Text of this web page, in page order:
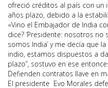
ofreció créditos al país con un
años plazo, debido a la
«Vino el Embajador de India
dice? ‘Presidente: nosotros
somos India’ y me decía que
indio, estamos dispuestos a
plazo”, sostuvo en ese
Defienden contratos llave en
El presidente Evo Morales